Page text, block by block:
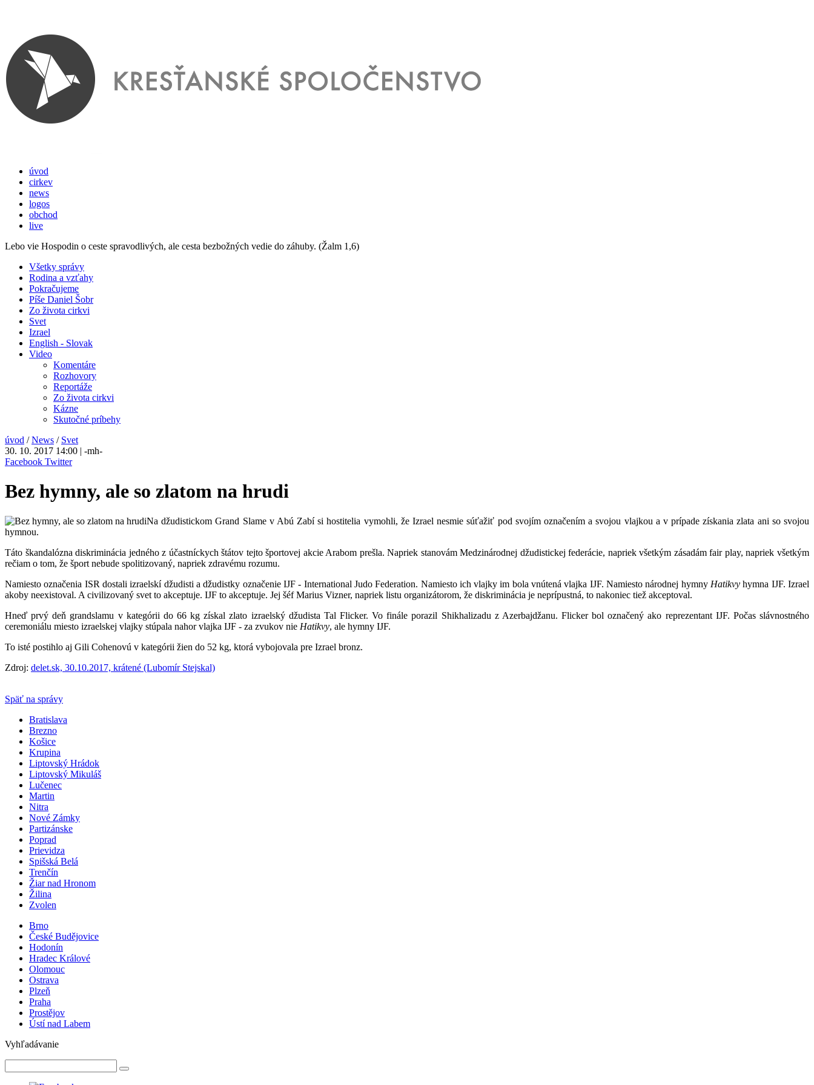
úvod
cirkev
news
logos
obchod
live
Lebo vie Hospodin o ceste spravodlivých, ale cesta bezbožných vedie do záhuby. (Žalm 1,6)
Všetky správy
Rodina a vzťahy
Pokračujeme
Píše Daniel Šobr
Zo života cirkvi
Svet
Izrael
English - Slovak
Video
Komentáre
Rozhovory
Reportáže
Zo života cirkvi
Kázne
Skutočné príbehy
úvod /News / Svet
30. 10. 2017 14:00 | -mh-
Facebook Twitter
Bez hymny, ale so zlatom na hrudi
Na džudistickom Grand Slame v Abú Zabí si hostitelia vymohli, že Izrael nesmie súťažiť pod svojím označením a svojou vlajkou a v prípade získania zlata ani so svojou
hymnou.
Táto škandalózna diskriminácia jedného z účastníckych štátov tejto športovej akcie Arabom prešla. Napriek stanovám Medzinárodnej džudistickej federácie, napriek všetkým zásadám fair play, napriek všetkým
rečiam o tom, že šport nebude spolitizovaný, napriek zdravému rozumu.
Namiesto označenia ISR dostali izraelskí džudisti a džudistky označenie IJF - International Judo Federation. Namiesto ich vlajky im bola vnútená vlajka IJF. Namiesto národnej hymny Hatikvy hymna IJF. Izrael
akoby neexistoval. A civilizovaný svet to akceptuje. IJF to akceptuje. Jej šéf Marius Vizner, napriek listu organizátorom, že diskriminácia je neprípustná, to nakoniec tiež akceptoval.
Hneď prvý deň grandslamu v kategórii do 66 kg získal zlato izraelský džudista Tal Flicker. Vo finále porazil Shikhalizadu z Azerbajdžanu. Flicker bol označený ako reprezentant IJF. Počas slávnostného
ceremoniálu miesto izraelskej vlajky stúpala nahor vlajka IJF - za zvukov nie Hatikvy, ale hymny IJF.
To isté postihlo aj Gili Cohenovú v kategórii žien do 52 kg, ktorá vybojovala pre Izrael bronz.
Zdroj: delet.sk, 30.10.2017, krátené (Lubomír Stejskal)
Späť na správy
Bratislava
Brezno
Košice
Krupina
Liptovský Hrádok
Liptovský Mikuláš
Lučenec
Martin
Nitra
Nové Zámky
Partizánske
Poprad
Prievidza
Spišská Belá
Trenčín
Žiar nad Hronom
Žilina
Zvolen
Brno
České Budějovice
Hodonín
Hradec Králové
Olomouc
Ostrava
Plzeň
Praha
Prostějov
Ústí nad Labem
Vyhľadávanie